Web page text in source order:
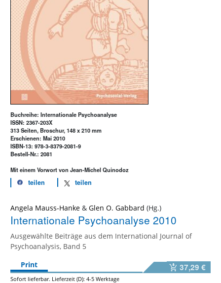
Buchreihe: Internationale Psychoanalyse
ISSN: 2367-203X
313 Seiten, Broschur, 148 x 210 mm
Erschienen: Mai 2010
ISBN-13: 978-3-8379-2081-9
Bestell-Nr.: 2081
Mit einem Vorwort von Jean-Michel Quinodoz
teilen teilen
Angela Mauss-Hanke & Glen O. Gabbard
Internationale Psychoanalyse 2010
Ausgewählte Beiträge aus dem International Journal of
Psychoanalysis, Band 5
Print
37,29 €
Sofort lieferbar. Lieferzeit (D): 4-5 Werktage